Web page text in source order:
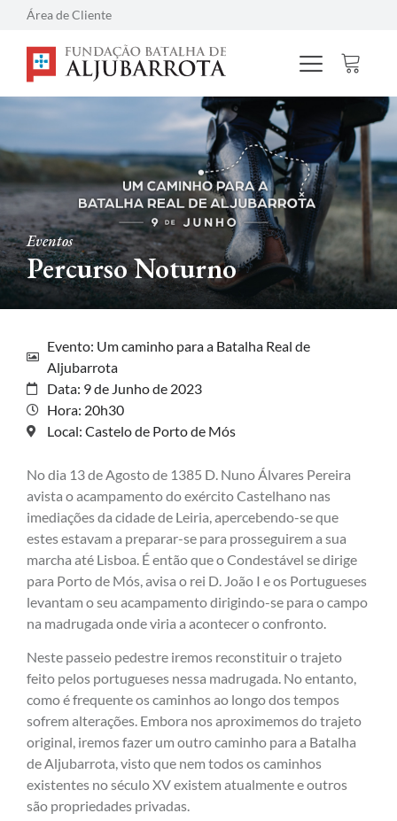
Área de Cliente
Eventos
Percurso Noturno
Evento: Um caminho para a Batalha Real de
Aljubarrota
Data: 9 de Junho de 2023
Hora: 20h30
Local: Castelo de Porto de Mós
No dia 13 de Agosto de 1385 D. Nuno Álvares Pereira
avista o acampamento do exército Castelhano nas
imediações da cidade de Leiria, apercebendo-se que
estes estavam a preparar-se para prosseguirem a sua
marcha até Lisboa. É então que o Condestável se dirige
para Porto de Mós, avisa o rei D. João I e os Portugueses
levantam o seu acampamento dirigindo-se para o campo
na madrugada onde viria a acontecer o confronto.
Neste passeio pedestre iremos reconstituir o trajeto
feito pelos portugueses nessa madrugada. No entanto,
como é frequente os caminhos ao longo dos tempos
sofrem alterações. Embora nos aproximemos do trajeto
original, iremos fazer um outro caminho para a Batalha
de Aljubarrota, visto que nem todos os caminhos
existentes no século XV existem atualmente e outros
são propriedades privadas.